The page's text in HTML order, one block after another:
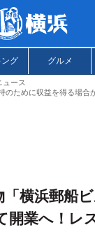
ング グルメ
ュース
のために収益を得る場合
「横浜郵船
開業へ！レ